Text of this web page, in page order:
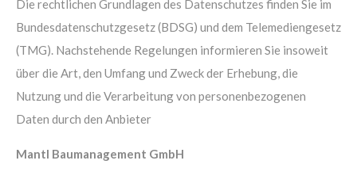
Have any questions?
+44 1234 567 890
info@yourdomain.com
About us
Die rechtlichen Grundlagen des Datenschutzes finden Sie im
Bundesdatenschutzgesetz (BDSG) und dem Telemediengesetz
(TMG). Nachstehende Regelungen informieren Sie insoweit
über die Art, den Umfang und Zweck der Erhebung, die
Nutzung und die Verarbeitung von personenbezogenen
Daten durch den Anbieter
Mantl Baumanagement GmbH